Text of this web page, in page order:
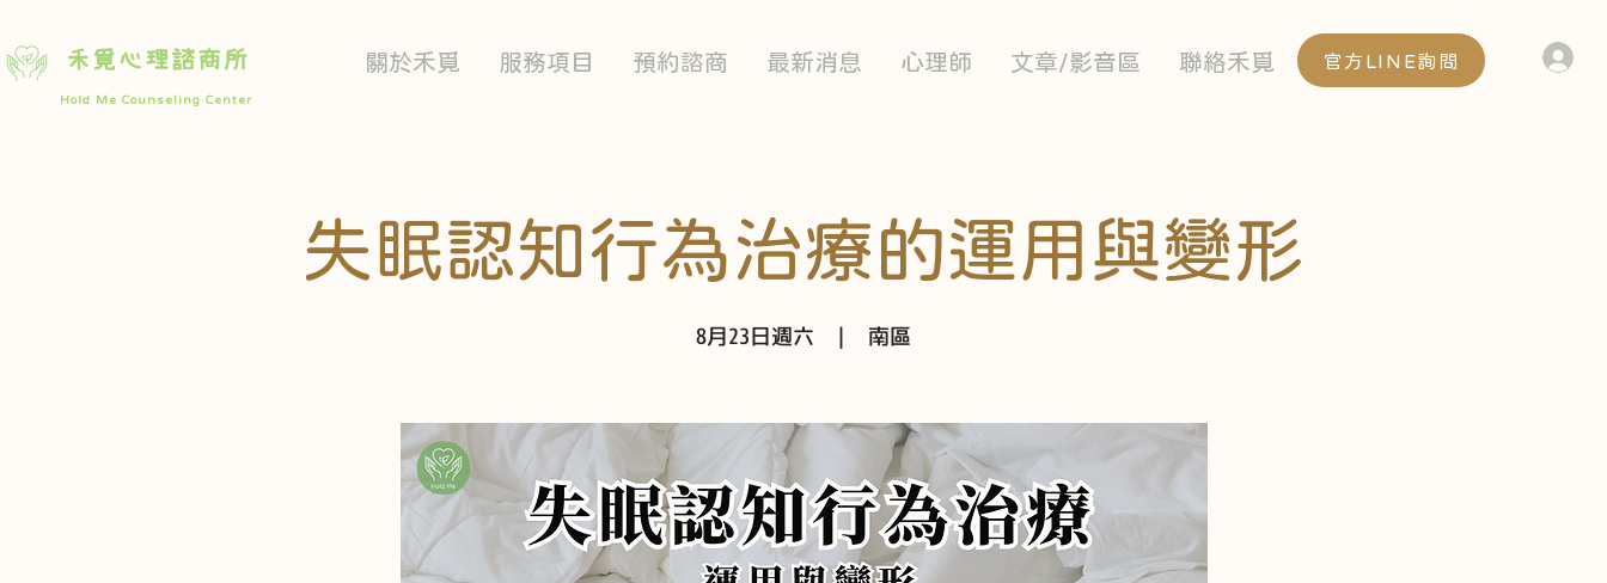
禾覓心理諮商所
Hold Me Counseling Center
關於禾覓 服務項目 預約諮商 最新消息 心理師 文章/影音區 聯絡禾覓 官方LINE詢問
失眠認知行為治療的運用與變形
8月23日週六
  |
南區